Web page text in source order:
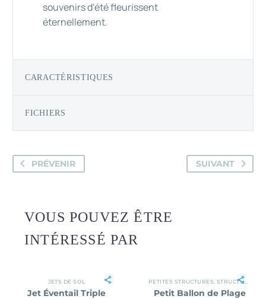
souvenirs d'été fleurissent
éternellement.
CARACTÉRISTIQUES
FICHIERS
PRÉVENIR SUIVANT
VOUS POUVEZ ÊTRE
INTÉRESSÉ PAR
JETS DE SOL
Jet Éventail Triple
PETITES STRUCTURES ,STRUCTURES
Petit Ballon de Plage